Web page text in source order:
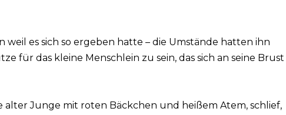
weil es sich so ergeben hatte – die Umstände hatten ihn
für das kleine Menschlein zu sein, das sich an seine Brust
alter Junge mit roten Bäckchen und heißem Atem, schlief,